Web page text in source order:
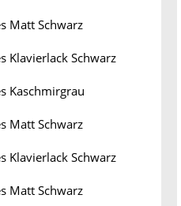
Matt Schwarz
Klavierlack Schwarz
Kaschmirgrau
Matt Schwarz
Klavierlack Schwarz
Matt Schwarz